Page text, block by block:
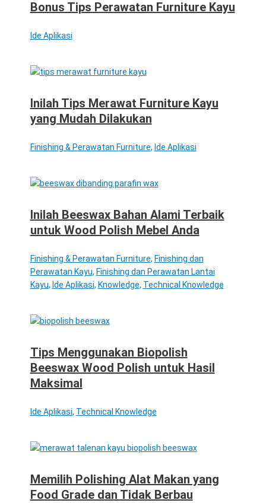
Bonus Tips Perawatan Furniture Kayu
Ide Aplikasi
Inilah Tips Merawat Furniture Kayu
yang Mudah Dilakukan
Finishing & Perawatan Furniture, Ide Aplikasi
Inilah Beeswax Bahan Alami Terbaik
untuk Wood Polish Mebel Anda
Finishing & Perawatan Furniture, Finishing dan
Perawatan Kayu, Finishing dan Perawatan Lantai
Kayu, Ide Aplikasi, Knowledge, Technical Knowledge
Tips Menggunakan Biopolish
Beeswax Wood Polish untuk Hasil
Maksimal
Ide Aplikasi, Technical Knowledge
Memilih Polishing Alat Makan yang
Food Grade dan Tidak Berbau